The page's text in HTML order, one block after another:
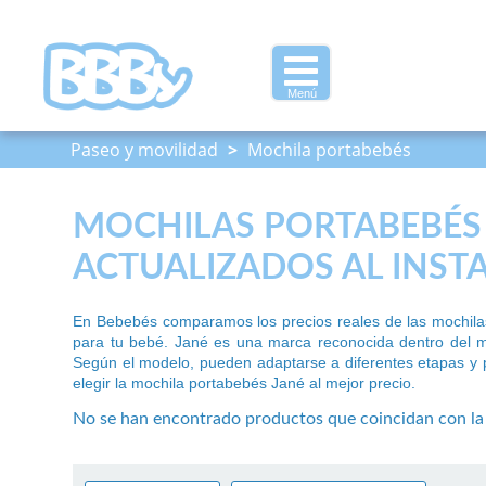
Menú
Paseo y movilidad > Mochila portabebés
MOCHILAS
ACTUALIZADOS AL
En Bebebés comparamos los precios reales de las
para tu bebé. Jané es una marca reconocida dentro del
Según el modelo, pueden adaptarse a diferentes etapas
elegir la mochila portabebés Jané al mejor precio.
No se han encontrado productos que coincidan con